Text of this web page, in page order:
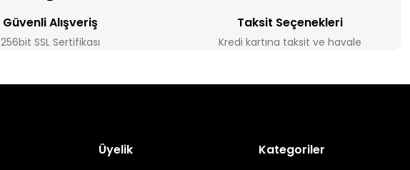
Güvenli Alışveriş
256bit SSL Sertifikası
Taksit Seçenekleri
Kredi kartına taksit ve havale
Üyelik Kategoriler